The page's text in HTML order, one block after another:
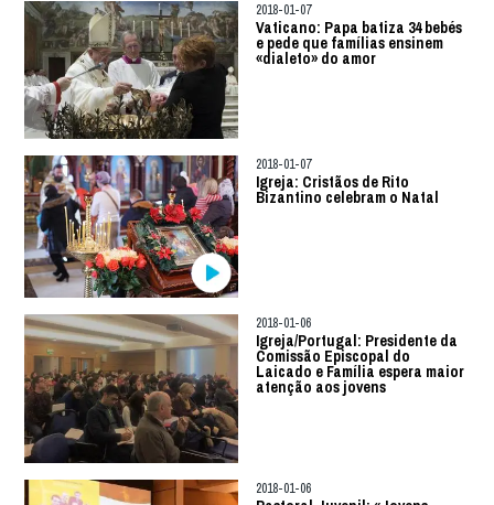
2018-01-07
Vaticano: Papa batiza 34 bebés
e pede que famílias ensinem
«dialeto» do amor
2018-01-07
Igreja: Cristãos de Rito
Bizantino celebram o Natal
2018-01-06
Igreja/Portugal: Presidente da
Comissão Episcopal do
Laicado e Família espera maior
atenção aos jovens
2018-01-06